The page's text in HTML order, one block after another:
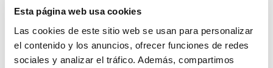
Esta página web usa cookies
Las cookies de este sitio web se usan para personalizar
el contenido y los anuncios, ofrecer funciones de redes
sociales y analizar el tráfico. Además, compartimos